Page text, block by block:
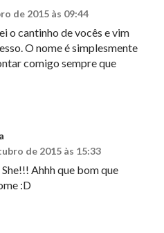
de 2015 às 09:44
o cantinho de vocês e vim
O nome é simplesmente
comigo sempre que
de 2015 às 15:33
Ahhh que bom que
:D